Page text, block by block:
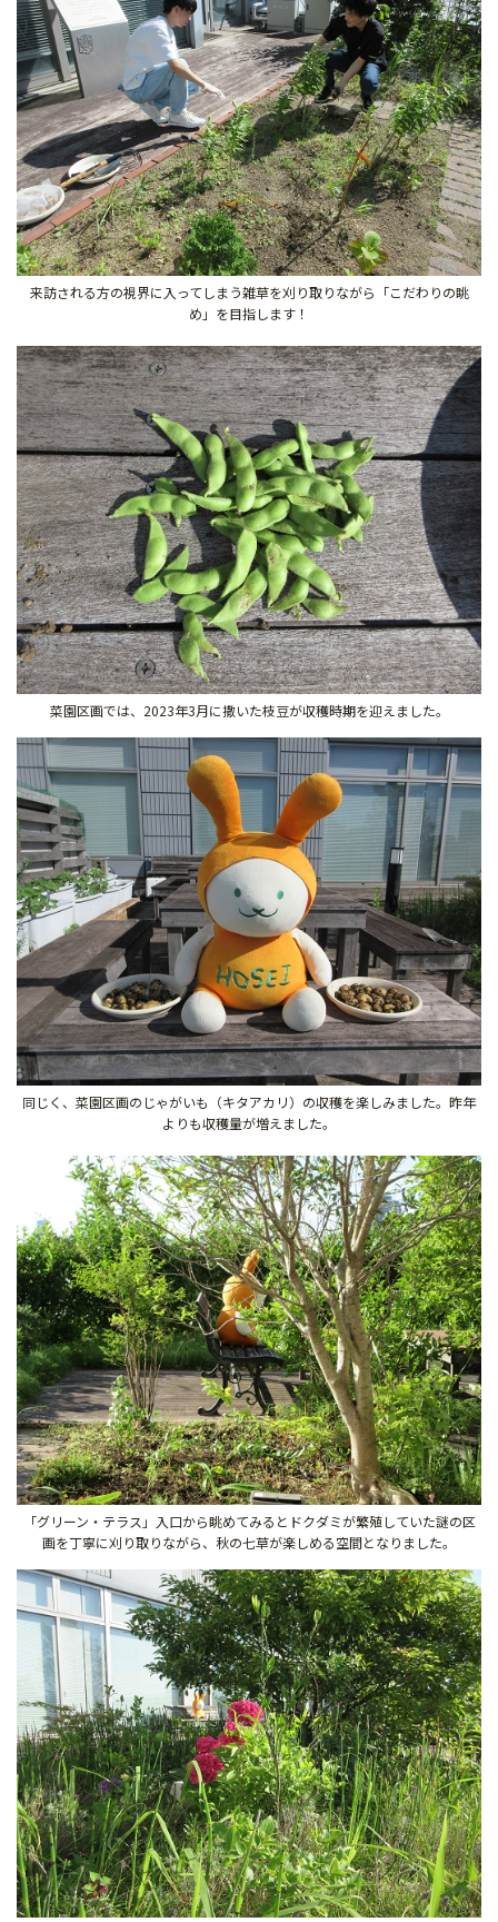
来訪される方の視界に入ってしまう雑草を刈り取りながら「こだわりの眺
め」を目指します！
菜園区画では、2023年3月に撒いた枝豆が収穫時期を迎えました。
同じく、菜園区画のじゃがいも（キタアカリ）の収穫を楽しみました。昨年
よりも収穫量が増えました。
「グリーン・テラス」入口から眺めてみるとドクダミが繁殖していた謎の区
画を丁寧に刈り取りながら、秋の七草が楽しめる空間となりました。